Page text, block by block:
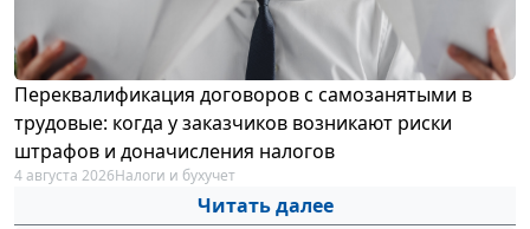
Переквалификация договоров с самозанятыми в
трудовые: когда у заказчиков возникают риски
штрафов и доначисления налогов
4 августа 2026Налоги и бухучет
Читать далее